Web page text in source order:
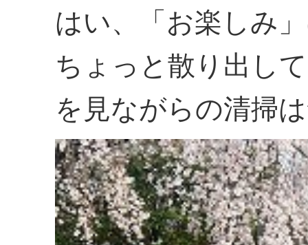
はい、「お楽しみ
ちょっと散り出し
を見ながらの清掃